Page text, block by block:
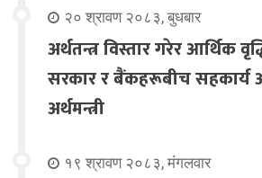
२० श्रावण २०८३, बुधबार
अर्थतन्त्र विस्तार गरेर आर्थिक
सरकार र बैंकहरूबीच सहकार्य
अर्थमन्त्री
१९ श्रावण २०८३, मंगलवार